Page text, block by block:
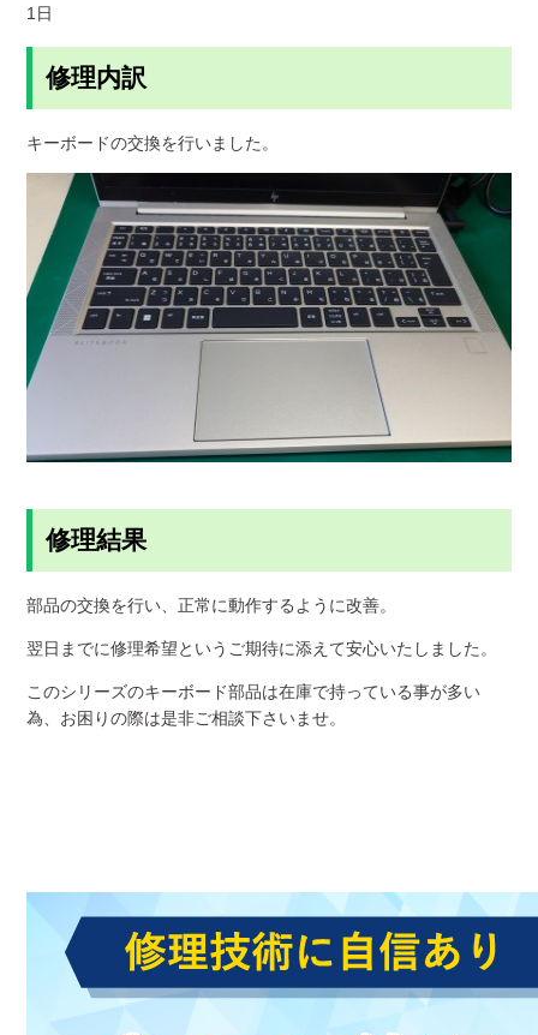
1日
修理内訳
キーボードの交換を行いました。
修理結果
部品の交換を行い、正常に動作するように改善。
翌日までに修理希望というご期待に添えて安心いたしました。
このシリーズのキーボード部品は在庫で持っている事が多い
為、お困りの際は是非ご相談下さいませ。